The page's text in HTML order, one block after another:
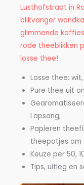
Lusthofstraat in
blikvanger
glimmende
rode theeblikken
losse thee!
Losse thee:
Pure thee uit
Lapsang;
Papieren
theepotjes om
Keuze per 50,
Tips, uitleg en